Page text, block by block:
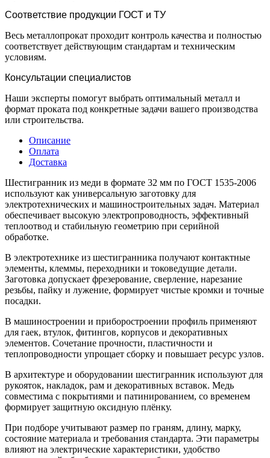
Соответствие продукции ГОСТ и ТУ
Весь металлопрокат проходит контроль качества и полностью
соответствует действующим стандартам и техническим
условиям.
Консультации специалистов
Наши эксперты помогут выбрать оптимальный металл и
формат проката под конкретные задачи вашего производства
или строительства.
Описание
Оплата
Доставка
Шестигранник из меди в формате 32 мм по ГОСТ 1535-2006
используют как универсальную заготовку для
электротехнических и машиностроительных задач. Материал
обеспечивает высокую электропроводность, эффективный
теплоотвод и стабильную геометрию при серийной
обработке.
В электротехнике из шестигранника получают контактные
элементы, клеммы, переходники и токоведущие детали.
Заготовка допускает фрезерование, сверление, нарезание
резьбы, пайку и лужение, формирует чистые кромки и точные
посадки.
В машиностроении и приборостроении профиль применяют
для гаек, втулок, фитингов, корпусов и декоративных
элементов. Сочетание прочности, пластичности и
теплопроводности упрощает сборку и повышает ресурс узлов.
В архитектуре и оборудовании шестигранник используют для
рукояток, накладок, рам и декоративных вставок. Медь
совместима с покрытиями и патинированием, со временем
формирует защитную оксидную плёнку.
При подборе учитывают размер по граням, длину, марку,
состояние материала и требования стандарта. Эти параметры
влияют на электрические характеристики, удобство